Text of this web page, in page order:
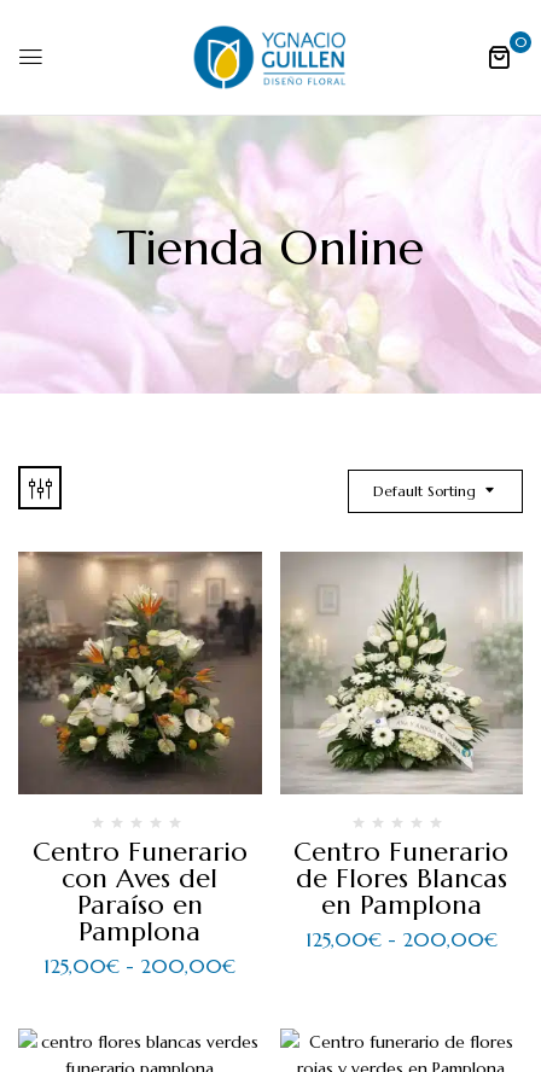
0
Tienda Online
Default Sorting
Centro Funerario
con Aves del
Paraíso en
Pamplona
125,00€ - 200,00€
Centro Funerario
de Flores Blancas
en Pamplona
125,00€ - 200,00€